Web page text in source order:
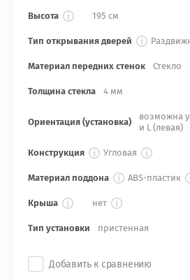
Высота 195 см
Тип открывания дверей
Материал передних стенок Стекло
Толщина стекла 4 мм
Ориентация (установка)
возможна
и L (левая)
Конструкция Угловая
Материал поддона ABS-пластик
Крыша нет
Тип установки пристенная
Добавить к сравнению